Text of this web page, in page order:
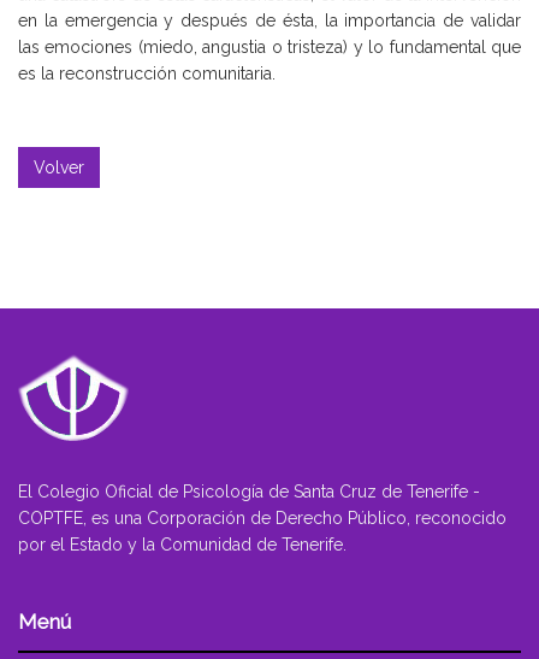
en la emergencia y después de ésta, la importancia de validar
las emociones (miedo, angustia o tristeza) y lo fundamental que
es la reconstrucción comunitaria.
Volver
El Colegio Oficial de Psicología de Santa Cruz de Tenerife -
COPTFE, es una Corporación de Derecho Público, reconocido
por el Estado y la Comunidad de Tenerife.
Menú